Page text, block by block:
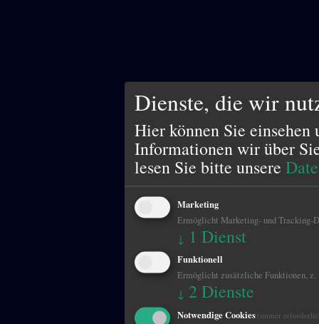
Dienste, die wir
Hier können Sie einsehen
Informationen wir über
lesen Sie bitte unsere
Marketing
Ermöglicht Marketing- und Tracking-
↓ 1 Dienst
Funktionell
Ermöglicht zusätzliche Funktionen, z.
↓ 2 Dienste
Notwendige Cookies (immer